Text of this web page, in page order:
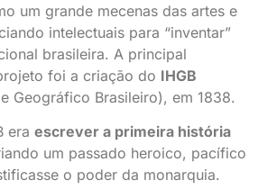
um grande mecenas das artes e
intelectuais para “inventar”
brasileira. A principal
foi a criação do IHGB
Geográfico Brasileiro), em 1838.
era escrever a primeira história
um passado heroico, pacífico
o poder da monarquia.